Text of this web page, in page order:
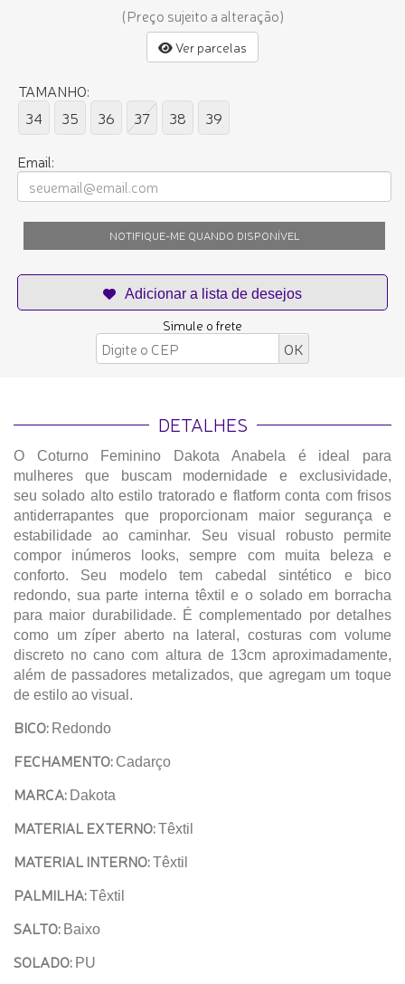
(Preço sujeito a alteração)
Ver parcelas
TAMANHO:
34
35 36 37 38 39
Email:
NOTIFIQUE-ME QUANDO DISPONÍVEL
Simule o frete
DETALHES
O Coturno Feminino Dakota Anabela é ideal para
mulheres que buscam modernidade e exclusividade,
seu solado alto estilo tratorado e flatform conta com frisos
antiderrapantes que proporcionam maior segurança e
estabilidade ao caminhar. Seu visual robusto permite
compor inúmeros looks, sempre com muita beleza e
conforto. Seu modelo tem cabedal sintético e bico
redondo, sua parte interna têxtil e o solado em borracha
para maior durabilidade. É complementado por detalhes
como um zíper aberto na lateral, costuras com volume
discreto no cano com altura de 13cm aproximadamente,
além de passadores metalizados, que agregam um toque
de estilo ao visual.
BICO: Redondo
FECHAMENTO: Cadarço
MARCA: Dakota
MATERIAL EXTERNO:Têxtil
MATERIAL INTERNO:Têxtil
PALMILHA:Têxtil
SALTO: Baixo
SOLADO: PU